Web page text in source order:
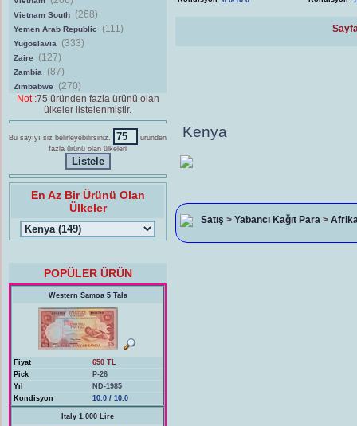
Vietnam South (268)
Yemen Arab Republic (111)
Yugoslavia (333)
Zaire (127)
Zambia (87)
Zimbabwe
(270)
Not :75 üründen fazla ürünü olan
ülkeler listelenmiştir.
Bu sayıyı siz belirleyebilirsiniz.
üründen
fazla ürünü olan ülkeleri
En Az Bir Ürünü Olan
Ülkeler
POPÜLER ÜRÜN
Western Samoa 5 Tala
Fiyat
650 TL
Pick
P-26
Yıl
ND-1985
Kondisyon
10.0 / 10.0
Italy 1,000 Lire
Kenya
Satış >Yabancı Kağıt Para >